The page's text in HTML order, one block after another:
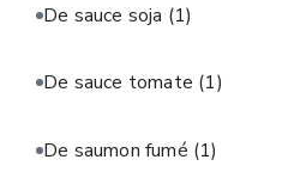
De sauce soja (1)
De sauce tomate (1)
De saumon fumé (1)